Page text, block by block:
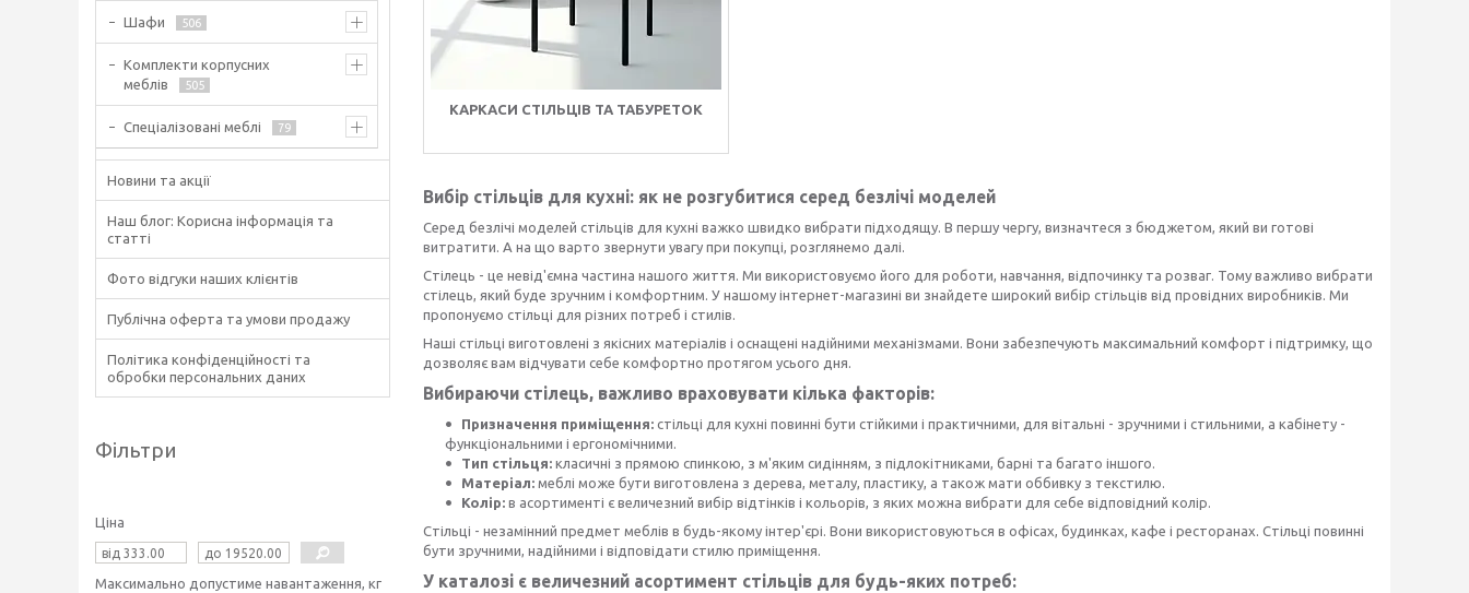
КАРКАСИ СТІЛЬЦІВ ТА ТАБУРЕТОК
Вибір стільців для кухні: як не розгубитися серед безлічі моделей
Серед безлічі моделей стільців для кухні важко швидко вибрати підходящу. В першу чергу, визначтеся з бюджетом, який ви готові
витратити. А на що варто звернути увагу при покупці, розглянемо далі.
Стілець - це невід'ємна частина нашого життя. Ми використовуємо його для роботи, навчання, відпочинку та розваг. Тому важливо вибрати
стілець, який буде зручним і комфортним. У нашому інтернет-магазині ви знайдете широкий вибір стільців від провідних виробників. Ми
пропонуємо стільці для різних потреб і стилів.
Наші стільці виготовлені з якісних матеріалів і оснащені надійними механізмами. Вони забезпечують максимальний комфорт і підтримку, що
дозволяє вам відчувати себе комфортно протягом усього дня.
Вибираючи стілець, важливо враховувати кілька факторів:
Призначення приміщення: стільці для кухні повинні бути стійкими і практичними, для вітальні - зручними і стильними, а кабінету -
функціональними і ергономічними.
Тип стільця: класичні з прямою спинкою, з м'яким сидінням, з підлокітниками, барні та багато іншого.
Матеріал: меблі може бути виготовлена з дерева, металу, пластику, а також мати оббивку з текстилю.
Колір: в асортименті є величезний вибір відтінків і кольорів, з яких можна вибрати для себе відповідний колір.
Стільці - незамінний предмет меблів в будь-якому інтер'єрі. Вони використовуються в офісах, будинках, кафе і ресторанах. Стільці повинні
бути зручними, надійними і відповідати стилю приміщення.
У каталозі є величезний асортимент стільців для будь-яких потреб:
Шафи 506
Комплекти корпусних
меблів
505
Спеціалізовані меблі 79
Новини та акції
Наш блог: Корисна інформація та
статті
Фото відгуки наших клієнтів
Публічна оферта та умови продажу
Політика конфіденційності та
обробки персональних даних
Фільтри
Ціна
Максимально допустиме навантаження, кг